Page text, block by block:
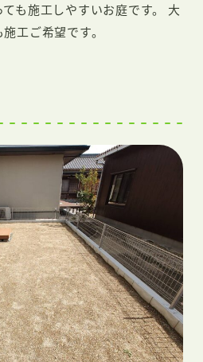
も施工しやすいお庭です。 大
工ご希望です。